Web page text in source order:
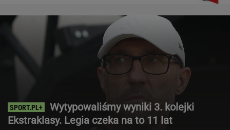
Wytypowaliśmy wyniki 3. kolejki
Ekstraklasy. Legia czeka na to 11 lat